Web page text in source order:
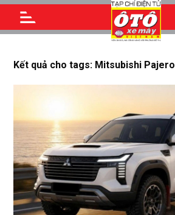
Kết quả cho tags: Mitsubishi Pajero